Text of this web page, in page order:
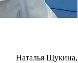
Наталья Щукина,